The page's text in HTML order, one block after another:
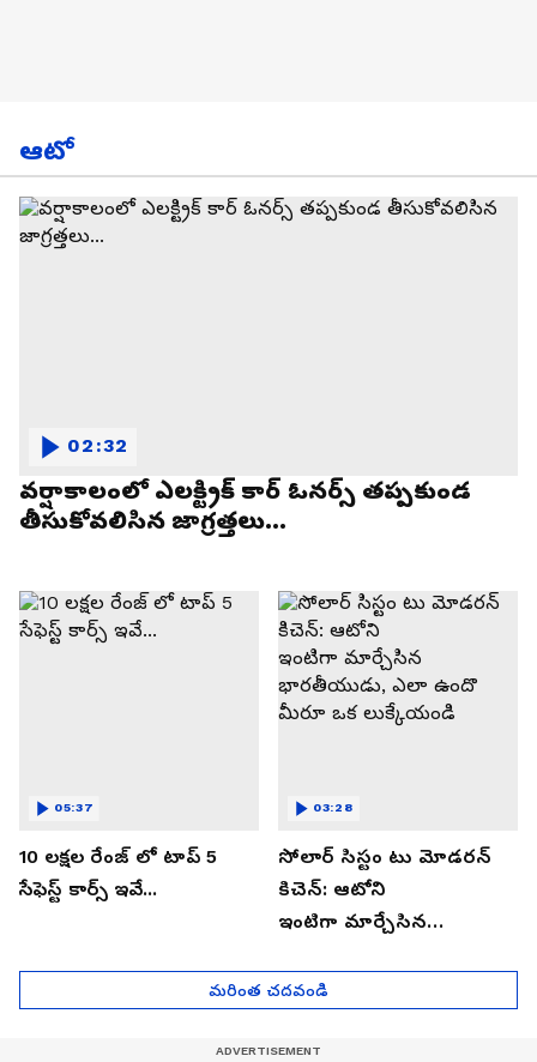
ఆటో
వర్షాకాలంలో ఎలక్ట్రిక్ కార్ ఓనర్స్ తప్పకుండ
తీసుకోవలిసిన జాగ్రత్తలు...
02:32
10 లక్షల రేంజ్ లో టాప్ 5
సేఫెస్ట్ కార్స్ ఇవే...
05:37
సోలార్ సిస్టం టు మోడరన్
కిచెన్: ఆటోని
ఇంటిగా మార్చేసిన
మీరూ ఒక లుక్కేయండి
03:28
మరింత చదవండి